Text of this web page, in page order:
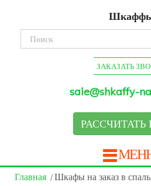
ЗАКАЗАТЬ
sale@shkaffy-
Главная Шкафы на заказ в